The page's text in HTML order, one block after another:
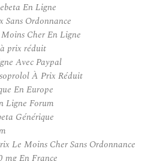
En Ligne
Sans Ordonnance
Cher En Ligne
prix réduit
Avec Paypal
À Prix Réduit
En Europe
Ligne Forum
Générique
Le Moins Cher Sans Ordonnance